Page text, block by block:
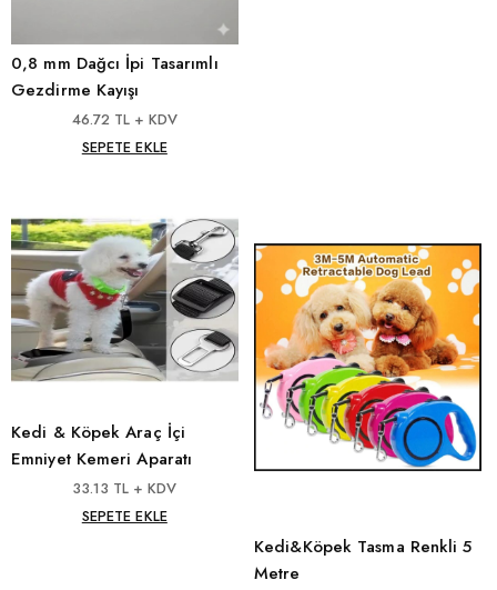
0,8 mm Dağcı İpi Tasarımlı
Gezdirme Kayışı
46.72 TL + KDV
SEPETE EKLE
Kedi & Köpek Araç İçi
Emniyet Kemeri Aparatı
33.13 TL + KDV
SEPETE EKLE
Kedi&Köpek Tasma Renkli 5
Metre